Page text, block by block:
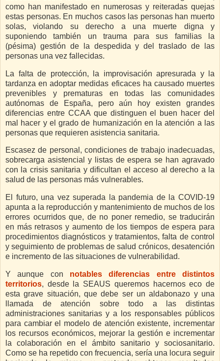
como han manifestado en numerosas y reiteradas quejas
estas personas. En muchos casos las personas han muerto
solas, violando su derecho a una muerte
digna y
suponiendo también un trauma para sus familias la
(pésima) gestión de la despedida y del traslado de las
personas una vez fallecidas.
La falta de protección, la improvisación apresurada y la
tardanza en adoptar medidas eficaces ha causado muertes
prevenibles y prematuras en todas las comunidades
autónomas de España, pero aún hoy existen grandes
diferencias entre CCAA que distinguen el buen hacer del
mal hacer y el grado de humanización en la atención a las
personas que requieren asistencia sanitaria.
Escasez de personal, condiciones de trabajo inadecuadas,
sobrecarga asistencial y listas de espera se han agravado
con la crisis sanitaria y dificultan el acceso al derecho a la
salud de las personas más vulnerables.
El futuro, una vez superada la pandemia de la COVID-19
apunta a la reproducción y mantenimiento de muchos de los
errores ocurridos que, de no poner remedio, se traducirán
en más retrasos y aumento de los tiempos de espera para
procedimientos diagnósticos y tratamientos, falta de control
y seguimiento de problemas de salud crónicos, desatención
e incremento de las situaciones de vulnerabilidad.
Y aunque con notables diferencias entre distintos
territorios, desde la SEAUS queremos hacernos eco de
esta grave situación, que debe ser un aldabonazo y una
llamada de atención sobre todo a las distintas
administraciones sanitarias y a los responsables públicos
para cambiar el modelo de atención existente, incrementar
los recursos económicos, mejorar la gestión e incrementar
la colaboración en el ámbito sanitario y sociosanitario.
Como se ha repetido con frecuencia, sería una locura seguir